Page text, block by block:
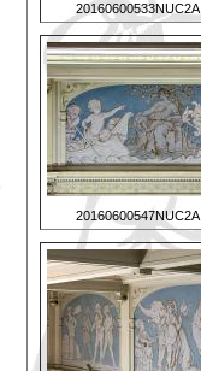
20160600533NUC2A
20160600547NUC2A